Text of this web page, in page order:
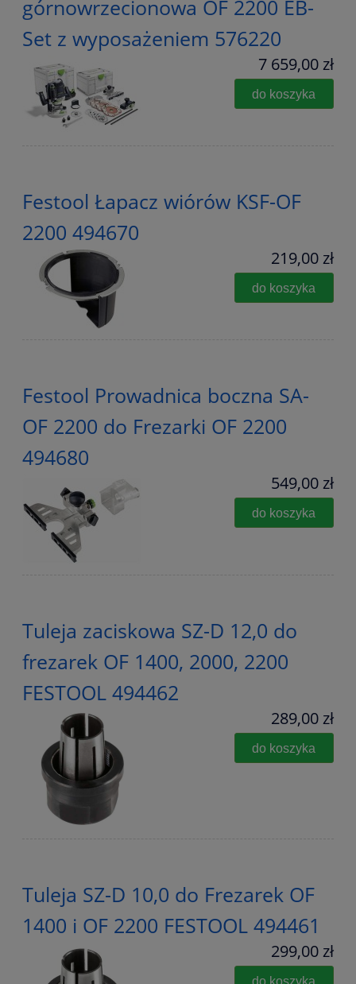
górnowrzecionowa OF 2200 EB-
Set z wyposażeniem 576220
7 659,00 zł
do koszyka
Festool Łapacz wiórów KSF-OF
2200 494670
219,00 zł
do koszyka
Festool Prowadnica boczna SA-
OF 2200 do Frezarki OF 2200
494680
549,00 zł
do koszyka
Tuleja zaciskowa SZ-D 12,0 do
frezarek OF 1400, 2000, 2200
FESTOOL 494462
289,00 zł
do koszyka
Tuleja SZ-D 10,0 do Frezarek OF
1400 i OF 2200 FESTOOL 494461
299,00 zł
do koszyka